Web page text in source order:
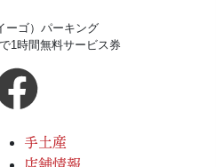
ーゴ）パーキング
1時間無料サービス券
手土産